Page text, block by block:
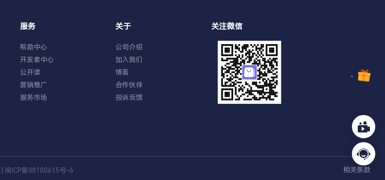
服务
帮助中心
开发者中心
公开课
营销推广
服务市场
关于
公司介绍
加入我们
博客
合作伙伴
投诉反馈
关注微信
闽ICP备08100615号-6 相关条款